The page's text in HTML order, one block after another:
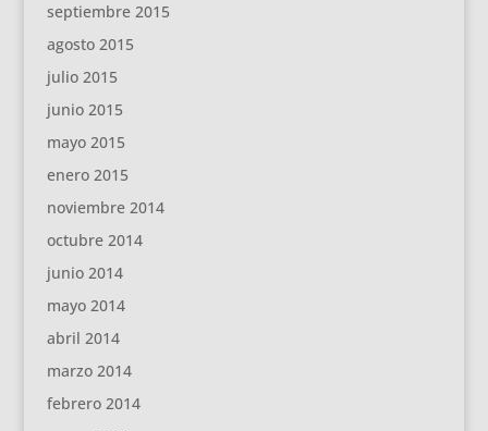
septiembre 2015
agosto 2015
julio 2015
junio 2015
mayo 2015
enero 2015
noviembre 2014
octubre 2014
junio 2014
mayo 2014
abril 2014
marzo 2014
febrero 2014